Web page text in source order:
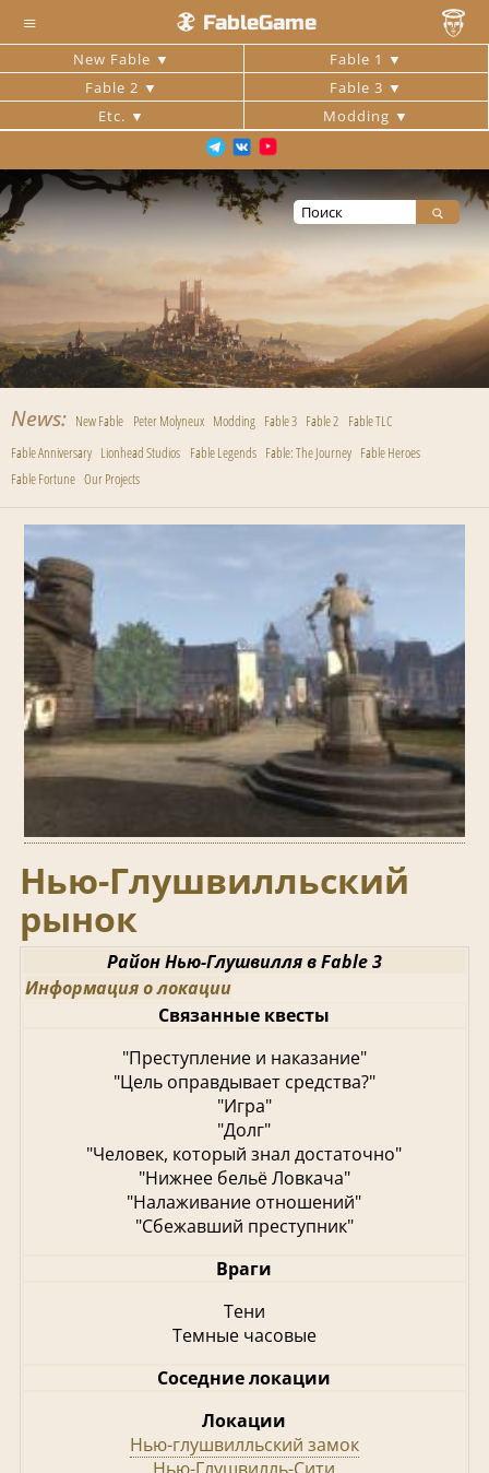
≡ FableGame
New Fable
Fable 1
Fable 2
Fable 3
Etc.
Modding
News New Fable Peter Molyneux Modding Fable 3 Fable 2 Fable TLC
Fable Anniversary Lionhead Studios Fable Legends Fable: The Journey Fable Heroes
Fable Fortune Our Projects
Нью-Глушвилльский
рынок
Район Нью-Глушвилля в Fable 3
Информация о локации
Связанные квесты
"Преступление и наказание"
"Цель оправдывает средства?"
"Игра"
"Долг"
"Человек, который знал достаточно"
"Нижнее бельё Ловкача"
"Налаживание отношений"
"Сбежавший преступник"
Враги
Тени
Темные часовые
Соседние локации
Локации
Нью-глушвилльский замок